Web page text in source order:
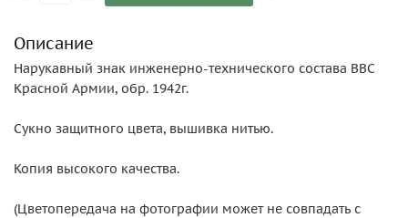
Описание
Нарукавный знак инженерно-технического состава ВВС
Красной Армии, обр. 1942г.
Сукно защитного цвета, вышивка нитью.
Копия высокого качества.
(Цветопередача на фотографии может не совпадать с